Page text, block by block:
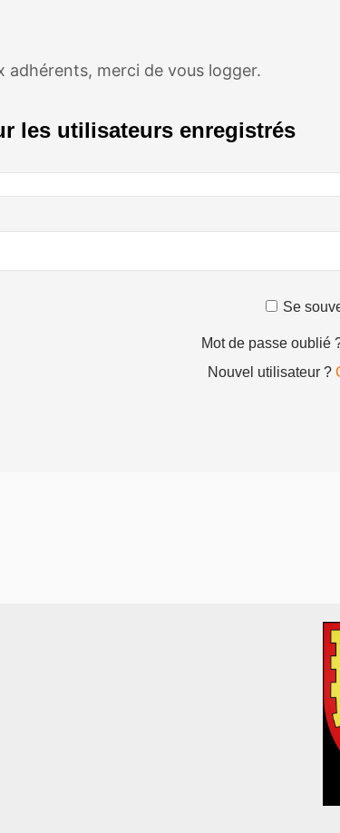
adhérents, merci de vous logger.
les utilisateurs enregistrés
Se
Mot de passe oublié
Nouvel utilisateur ?